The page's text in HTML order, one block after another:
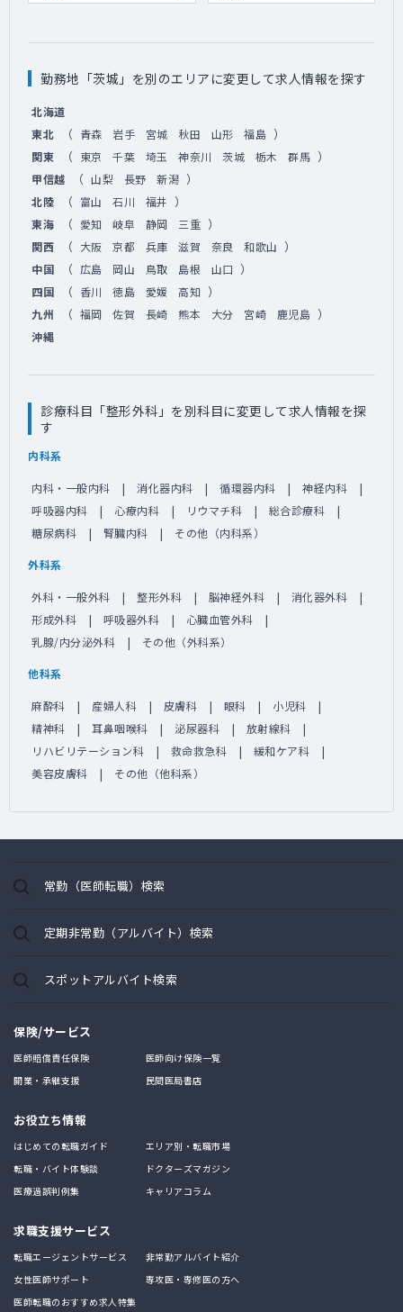
勤務地「茨城」を別のエリアに変更して求人情報を探す
北海道
東北
（ 青森 岩手 宮城 秋田 山形 福島 ）
関東 （ 東京 千葉 埼玉 神奈川 茨城 栃木 群馬 ）
甲信越 （ 山梨 長野 新潟 ）
北陸 （ 富山 石川 福井 ）
東海 （ 愛知 岐阜 静岡 三重 ）
関西 （ 大阪 京都 兵庫 滋賀 奈良 和歌山 ）
中国 （ 広島 岡山 鳥取 島根 山口 ）
四国 （ 香川 徳島 愛媛 高知 ）
九州 （ 福岡 佐賀 長崎 熊本 大分 宮崎 鹿児島 ）
沖縄
診療科目「整形外科」を別科目に変更して求人情報を探
す
内科系
内科・一般内科 消化器内科 循環器内科
神経内科
呼吸器内科
心療内科 リウマチ科
総合診療科
糖尿病科
腎臓内科 その他（内科系）
外科系
外科・一般外科 整形外科 脳神経外科
消化器外科
形成外科
呼吸器外科
心臓血管外科
乳腺/内分泌外科
その他（外科系）
他科系
麻酔科 産婦人科 皮膚科 眼科
小児科
精神科
耳鼻咽喉科 泌尿器科
放射線科
リハビリテーション科
救命救急科
緩和ケア科
美容皮膚科
その他（他科系）
常勤（医師転職）検索
定期非常勤（アルバイト）検索
スポットアルバイト検索
保険/サービス
医師賠償責任保険
医師向け保険一覧
開業・承継支援
民間医局書店
お役立ち情報
はじめての転職ガイド
エリア別・転職市場
転職・バイト体験談
ドクターズマガジン
医療過誤判例集
キャリアコラム
求職支援サービス
転職エージェントサービス
非常勤アルバイト紹介
女性医師サポート
専攻医・専修医の方へ
医師転職のおすすめ求人特集